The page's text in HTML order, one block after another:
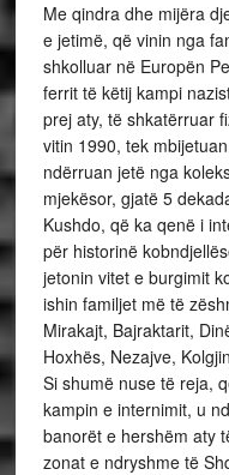
Me qindra dhe mijëra
e jetimë, që vinin nga
shkolluar në Europën
ferrit të këtij kampi
prej aty, të shkatërruar
vitin 1990, tek
ndërruan jetë nga
mjekësor, gjatë 5
Kushdo, që ka qenë i
për historinë
jetonin vitet e burgimit
ishin familjet më të
Mirakajt, Bajraktarit,
Hoxhës, Nezajve,
Si shumë nuse të reja,
kampin e internimit, u
banorët e hershëm aty
zonat e ndryshme të